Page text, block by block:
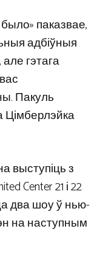
паказвае,
адбіўныя
гэтага
Пакуль
выступіць з
Center 21 і 22
два шоу ў нью-
на наступным